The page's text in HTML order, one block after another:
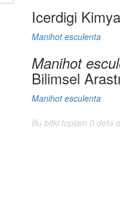
Icerdigi
Manihot esculenta
Manihot
Bilimsel
Manihot esculenta
Bu bitki toplam 0 defa